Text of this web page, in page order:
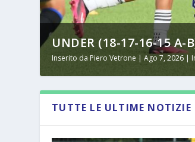
UNDER (18-17-16-15 A-
Inserito daPiero Vetrone |Ago 7, 2026 |
TUTTE LE ULTIME NOTIZIE